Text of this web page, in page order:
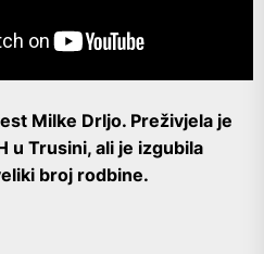
Milke Drljo. Preživjela je
u Trusini, ali je izgubila
broj rodbine.